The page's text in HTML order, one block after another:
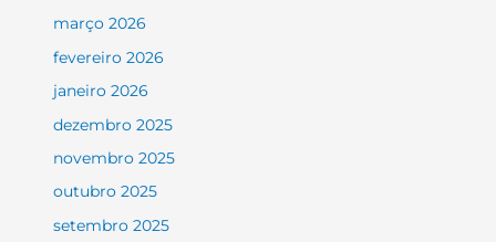
março 2026
fevereiro 2026
janeiro 2026
dezembro 2025
novembro 2025
outubro 2025
setembro 2025